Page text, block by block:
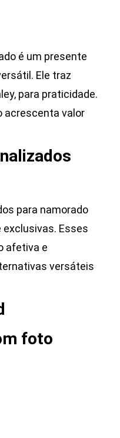
é um presente
Ele traz
para praticidade.
acrescenta valor
para namorado
Esses
afetiva e
versáteis
foto